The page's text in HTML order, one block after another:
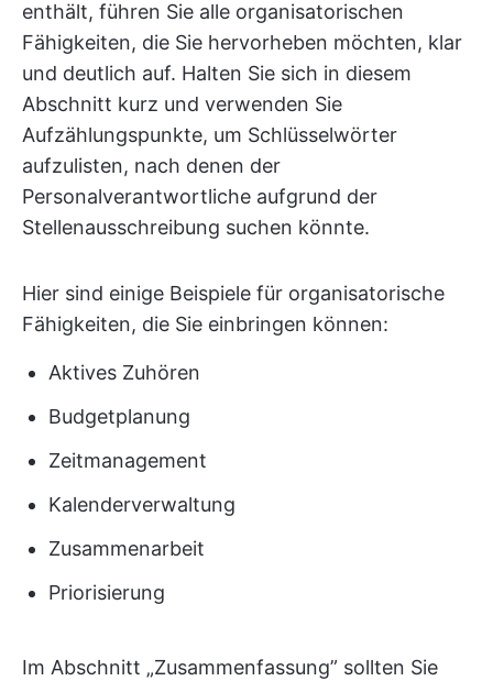
enthält, führen Sie alle organisatorischen
Fähigkeiten, die Sie hervorheben möchten, klar
und deutlich auf. Halten Sie sich in diesem
Abschnitt kurz und verwenden Sie
Aufzählungspunkte, um Schlüsselwörter
aufzulisten, nach denen der
Personalverantwortliche aufgrund der
Stellenausschreibung suchen könnte.
Hier sind einige Beispiele für organisatorische
Fähigkeiten, die Sie einbringen können:
Aktives Zuhören
Budgetplanung
Zeitmanagement
Kalenderverwaltung
Zusammenarbeit
Priorisierung
Im Abschnitt „Zusammenfassung” sollten Sie